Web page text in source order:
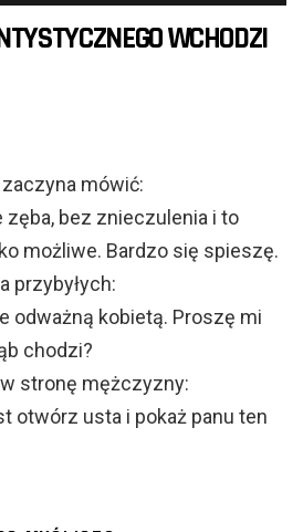
WCHODZI
mówić:
bez znieczulenia i to
możliwe. Bardzo się spieszę.
przybyłych:
odważną kobietą. Proszę mi
chodzi?
stronę mężczyzny:
otwórz usta i pokaż panu ten